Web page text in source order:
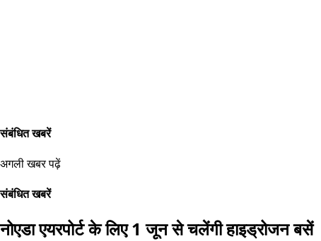
संबंधित खबरें
अगली खबर पढ़ें
संबंधित खबरें
नोएडा एयरपोर्ट के लिए 1 जून से चलेंगी हाइड्रोजन बसें